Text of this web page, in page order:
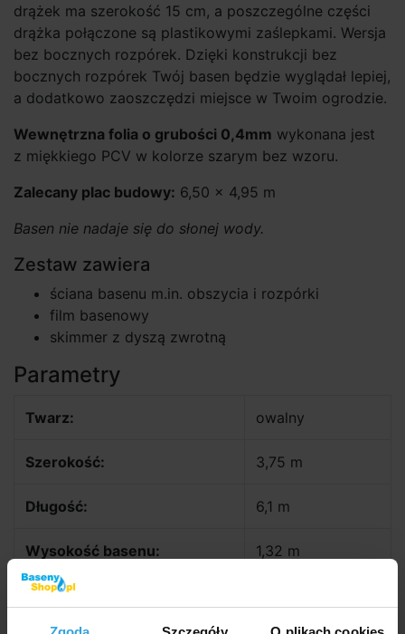
drążek ma szerokość 15 cm, a poszczególne części
drążka połączone są plastikowymi zaślepkami. Wersja
bez bocznych rozpórek. Dzięki konstrukcji bez
bocznych rozpórek Twój basen będzie wyglądał lepiej,
a dodatkowo zaoszczędzi miejsce w Twoim ogrodzie.
Wewnętrzna folia o grubości 0,4mm wykonana jest
z miękkiego PCV w kolorze szarym bez wzoru.
Zalecany plac budowy: 6,50 × 4,95 m
Basen nie nadaje się do słonej wody.
Zestaw zawiera
ściana basenu m.in. obszycia i rozpórki
film basenowy
skimmer z dyszą zwrotną
Parametry
Twarz: owalny
Szerokość: 3,75 m
Długość: 6,1 m
Wysokość basenu: 1,32 m
Głebokość wody: